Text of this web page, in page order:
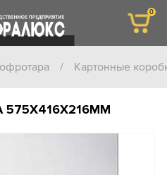
/ Картонные